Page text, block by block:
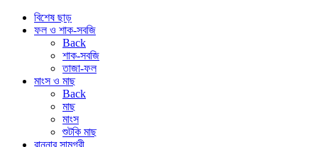
বিশেষ ছাড়
ফল ও শাক-সবজি
Back
শাক-সবজি
তাজা-ফল
মাংস ও মাছ
Back
মাছ
মাংস
শুটকি মাছ
রান্নার সামগ্রী